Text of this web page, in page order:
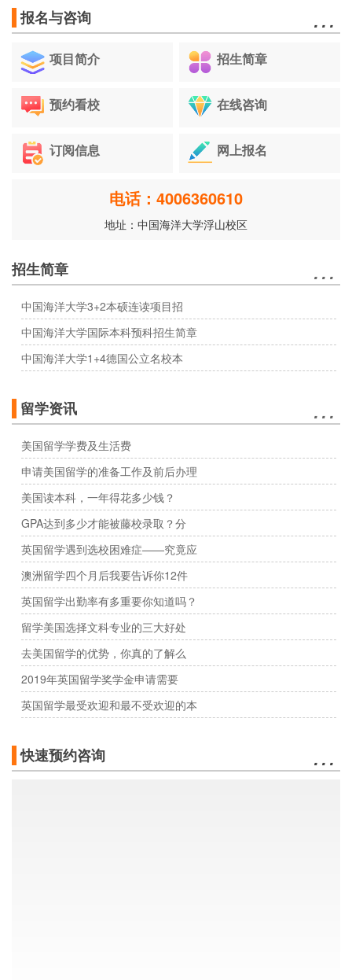
报名与咨询 …
项目简介 招生简章
预约看校 在线咨询
订阅信息 网上报名
电话：4006360610
地址：中国海洋大学浮山校区
招生简章 …
中国海洋大学3+2本硕连读项目招
中国海洋大学国际本科预科招生简章
中国海洋大学1+4德国公立名校本
留学资讯 …
美国留学学费及生活费
申请美国留学的准备工作及前后办理
美国读本科，一年得花多少钱？
GPA达到多少才能被藤校录取？分
英国留学遇到选校困难症——究竟应
澳洲留学四个月后我要告诉你12件
英国留学出勤率有多重要你知道吗？
留学美国选择文科专业的三大好处
去美国留学的优势，你真的了解么
2019年英国留学奖学金申请需要
英国留学最受欢迎和最不受欢迎的本
快速预约咨询 …